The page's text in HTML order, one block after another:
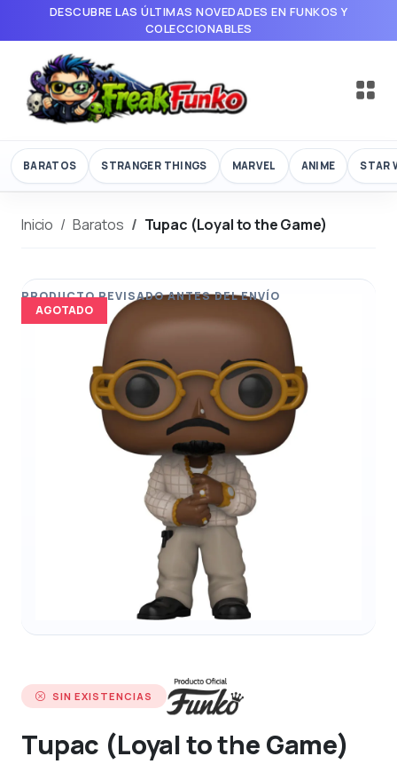
DESCUBRE LAS ÚLTIMAS NOVEDADES EN FUNKOS Y
COLECCIONABLES
BARATOS STRANGER THINGS MARVEL ANIME STAR
Inicio Baratos Tupac (Loyal to the Game)
AGOTADO
SIN EXISTENCIAS
Tupac (Loyal to the Game)